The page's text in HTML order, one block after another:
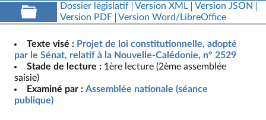
Dossier législatif Version XML
Version JSON
Version PDF
Version Word/LibreOffice
Texte visé : Projet de loi constitutionnelle, adopté
par le Sénat, relatif à la Nouvelle-Calédonie, n° 2529
Stade de lecture : 1ère lecture (2ème assemblée
saisie)
Examiné par : Assemblée nationale (séance
publique)